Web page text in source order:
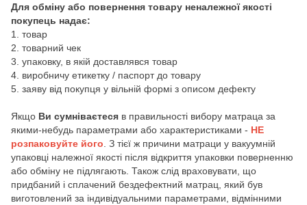
Для обміну або повернення товару неналежної якості
покупець надає:
1. товар
2. товарний чек
3. упаковку, в якій доставлявся товар
4. виробничу етикетку / паспорт до товару
5. заяву від покупця у вільній формі з описом дефекту
Якщо Ви сумніваєтеся в правильності вибору матраца за
якими-небудь параметрами або характеристиками - НЕ
розпаковуйте його . З тієї ж причини матраци у вакуумній
упаковці належної якості після відкриття упаковки поверненню
або обміну не підлягають. Також слід враховувати, що
придбаний і сплачений бездефектний матрац, який був
виготовлений за індивідуальними параметрами, відмінними